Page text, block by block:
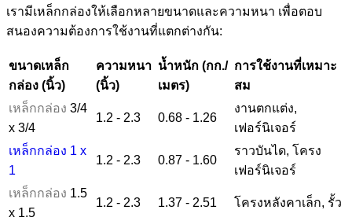
เรามีเหล็กกล่องให้เลือกหลายขนาดและความหนา เพื่อตอบ
สนองความต้องการใช้งานที่แตกต่างกัน:
ขนาดเหล็ก
กล่อง (นิ้ว)
ความหนา
(นิ้ว)
น้ำหนัก (กก./
เมตร)
การใช้งานที่เหมาะ
สม
เหล็กกล่อง 3/4
x 3/4
1.2 - 2.3 0.68 - 1.26
งานตกแต่ง,
เฟอร์นิเจอร์
เหล็กกล่อง 1 x
1
1.2 - 2.3 0.87 - 1.60
ราวบันได, โครง
เฟอร์นิเจอร์
เหล็กกล่อง 1.5
x 1.5
1.2 - 2.3 1.37 - 2.51 โครงหลังคาเล็ก, รั้ว